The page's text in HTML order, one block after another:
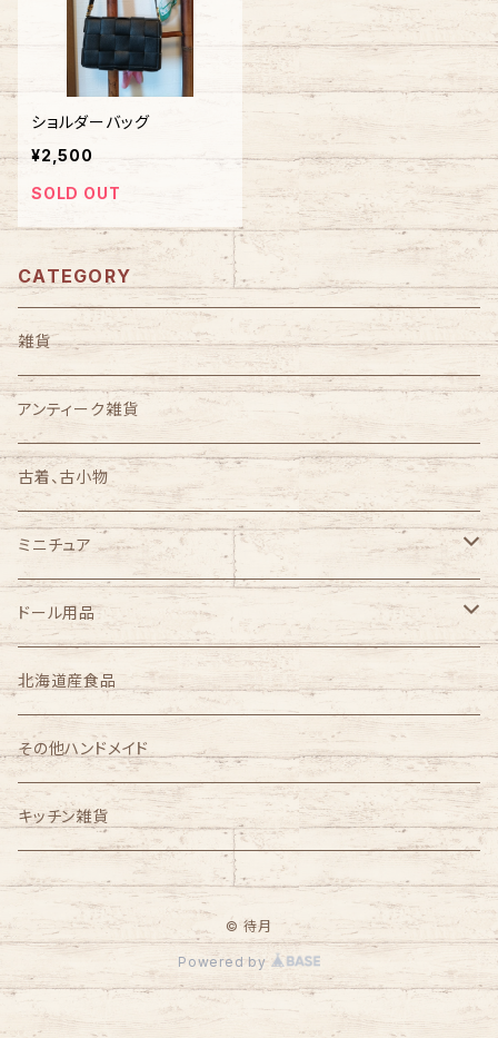
ショルダーバッグ
¥2,500
SOLD OUT
CATEGORY
雑貨
アンティーク雑貨
古着、古小物
ミニチュア
1/3スケール
1/4スケール
1/6スケール
1/12スケール
ノンスケール
その他
ドール用品
完成品ドールセット
azone
オビツ製作所
北海道産食品
その他ハンドメイド
キッチン雑貨
© 待月
Powered by